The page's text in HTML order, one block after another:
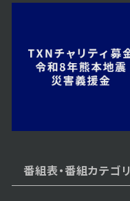
番組表・番組カテゴリ